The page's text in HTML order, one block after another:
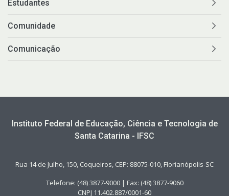
Estudantes
Comunidade
Comunicação
Instituto Federal de Educação, Ciência e Tecnologia de
Santa Catarina - IFSC
Rua 14 de Julho, 150, Coqueiros, CEP: 88075-010, Florianópolis-SC
Telefone: (48) 3877-9000 | Fax: (48) 3877-9060
CNPJ 11.402.887/0001-60